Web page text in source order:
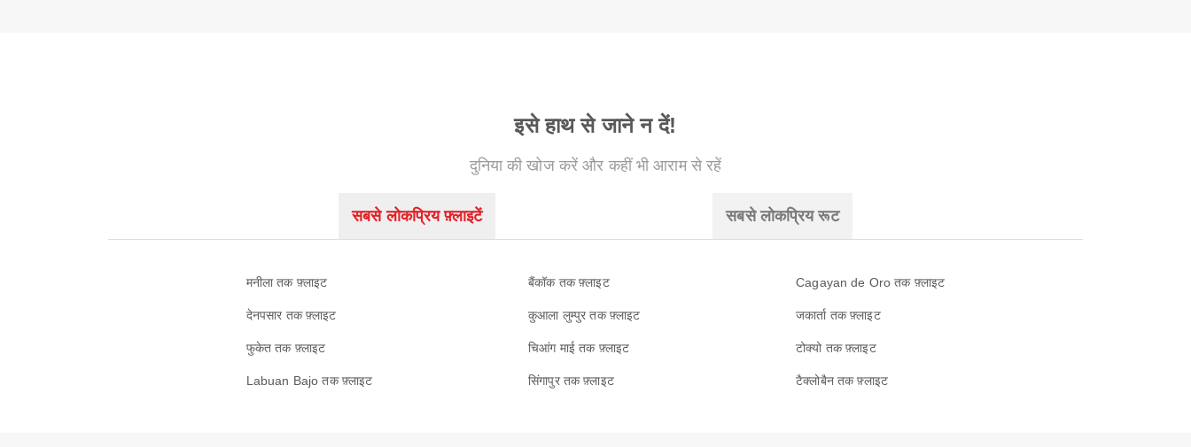
इसे हाथ से जाने न दें!
दुनिया की खोज करें और कहीं भी आराम से रहें
सबसे लोकप्रिय फ़्लाइटें सबसे लोकप्रिय रूट
मनीला तक फ़्लाइट बैंकॉक तक फ़्लाइट Cagayan de Oro तक फ़्लाइट
देनपसार तक फ़्लाइट कुआला लुम्पुर तक फ़्लाइट जकार्ता तक फ़्लाइट
फुकेत तक फ़्लाइट चिआंग माई तक फ़्लाइट टोक्यो तक फ़्लाइट
Labuan Bajo तक फ़्लाइट सिंगापुर तक फ़्लाइट टैक्लोबैन तक फ़्लाइट